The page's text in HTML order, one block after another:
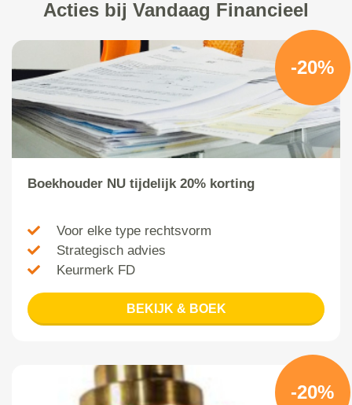
Acties bij Vandaag Financieel
-20%
Boekhouder NU tijdelijk 20% korting
Voor elke type rechtsvorm
Strategisch advies
Keurmerk FD
BEKIJK & BOEK
-20%